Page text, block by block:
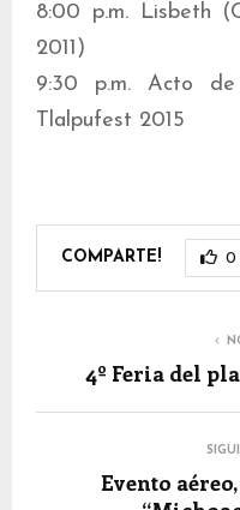
8:00 p.m. Lisbeth
2011)
9:30 p.m. Acto
Tlalpufest 2015
COMPARTE! 0
4º Feria del
Evento